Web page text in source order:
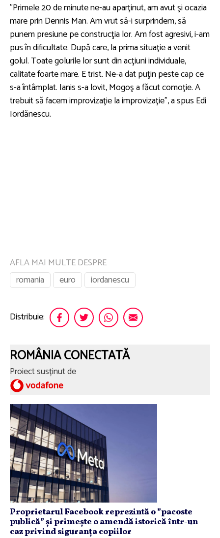
”Primele 20 de minute ne-au aparţinut, am avut şi ocazia
mare prin Dennis Man. Am vrut să-i surprindem, să
punem presiune pe construcţia lor. Am fost agresivi, i-am
pus în dificultate. După care, la prima situaţie a venit
golul. Toate golurile lor sunt din acţiuni individuale,
calitate foarte mare. E trist. Ne-a dat puţin peste cap ce
s-a întâmplat. Ianis s-a lovit, Mogoş a făcut comoţie. A
trebuit să facem improvizaţie la improvizaţie”, a spus Edi
Iordănescu.
AFLA MAI MULTE DESPRE
romania
euro iordanescu
Distribuie:
ROMÂNIA CONECTATĂ
Proiect susținut de
Proprietarul Facebook reprezintă o ”pacoste
publică” și primește o amendă istorică într-un
caz privind siguranța copiilor